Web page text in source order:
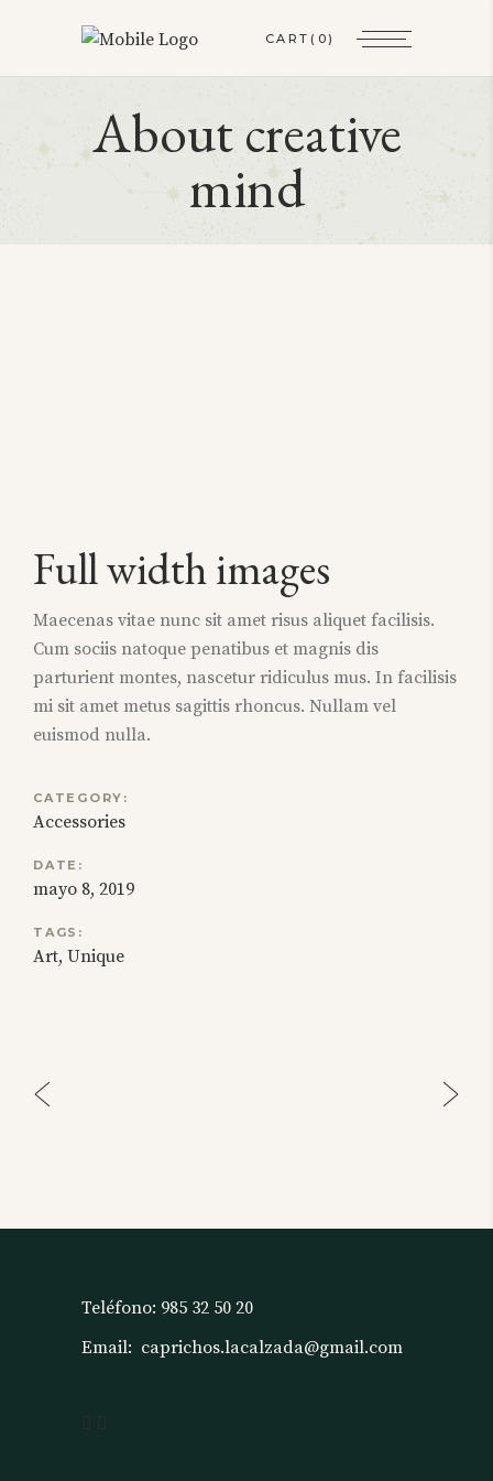
CART (0)
About creative
mind
Full width images
Maecenas vitae nunc sit amet risus aliquet facilisis.
Cum sociis natoque penatibus et magnis dis
parturient montes, nascetur ridiculus mus. In facilisis
mi sit amet metus sagittis rhoncus. Nullam vel
euismod nulla.
CATEGORY:
Accessories
DATE:
mayo 8, 2019
TAGS:
Art Unique
Teléfono: 985 32 50 20
Email: caprichos.lacalzada@gmail.com